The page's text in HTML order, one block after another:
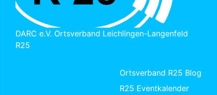
DARC e.V. Ortsverband Leichlingen-Langenfeld
R25
Ortsverband R25 Blog
R25 Eventkalender